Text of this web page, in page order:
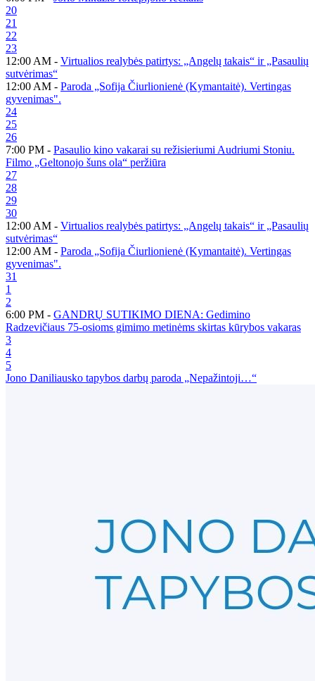
20
21
22
23
12:00 AM - Virtualios realybės patirtys: „Angelų takais“ ir „Pasaulių
sutvėrimas“
12:00 AM - Paroda „Sofija Čiurlionienė (Kymantaitė). Vertingas
gyvenimas".
24
25
26
7:00 PM - Pasaulio kino vakarai su režisieriumi Audriumi Stoniu.
Filmo „Geltonojo šuns ola“ peržiūra
27
28
29
30
12:00 AM - Virtualios realybės patirtys: „Angelų takais“ ir „Pasaulių
sutvėrimas“
12:00 AM - Paroda „Sofija Čiurlionienė (Kymantaitė). Vertingas
gyvenimas".
31
1
2
6:00 PM - GANDRŲ SUTIKIMO DIENA: Gedimino
Radzevičiaus 75-osioms gimimo metinėms skirtas kūrybos vakaras
3
4
5
Jono Daniliausko tapybos darbų paroda „Nepažintoji…“